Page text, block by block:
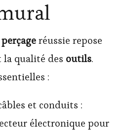
perçageréussie repose
la qualité des outils.
:
et conduits :
électronique pour